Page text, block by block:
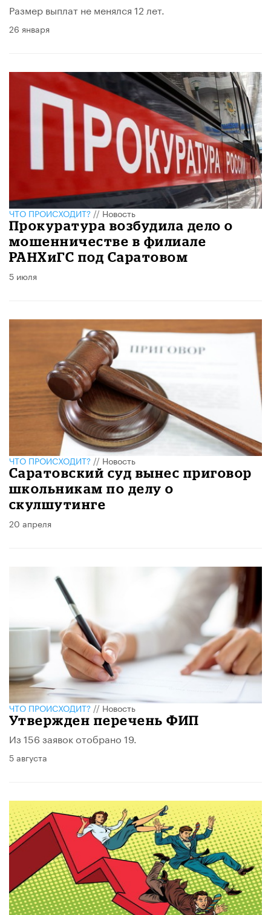
Размер выплат не менялся 12 лет.
26 января
ЧТО ПРОИСХОДИТ?//Новость
Прокуратура возбудила дело о
мошенничестве в филиале
РАНХиГС под Саратовом
5 июля
ЧТО ПРОИСХОДИТ? // Новость
Саратовский суд вынес приговор
школьникам по делу о
скулшутинге
20 апреля
ЧТО ПРОИСХОДИТ?//Новость
Утвержден перечень ФИП
Из 156 заявок отобрано 19.
5 августа